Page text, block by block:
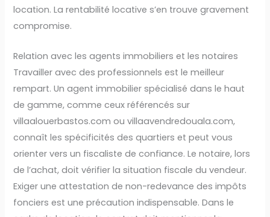
location. La rentabilité locative s’en trouve gravement
compromise.
Relation avec les agents immobiliers et les notaires
Travailler avec des professionnels est le meilleur
rempart. Un agent immobilier spécialisé dans le haut
de gamme, comme ceux référencés sur
villaalouerbastos.com ou villaavendredouala.com,
connaît les spécificités des quartiers et peut vous
orienter vers un fiscaliste de confiance. Le notaire, lors
de l’achat, doit vérifier la situation fiscale du vendeur.
Exiger une attestation de non-redevance des impôts
fonciers est une précaution indispensable. Dans le